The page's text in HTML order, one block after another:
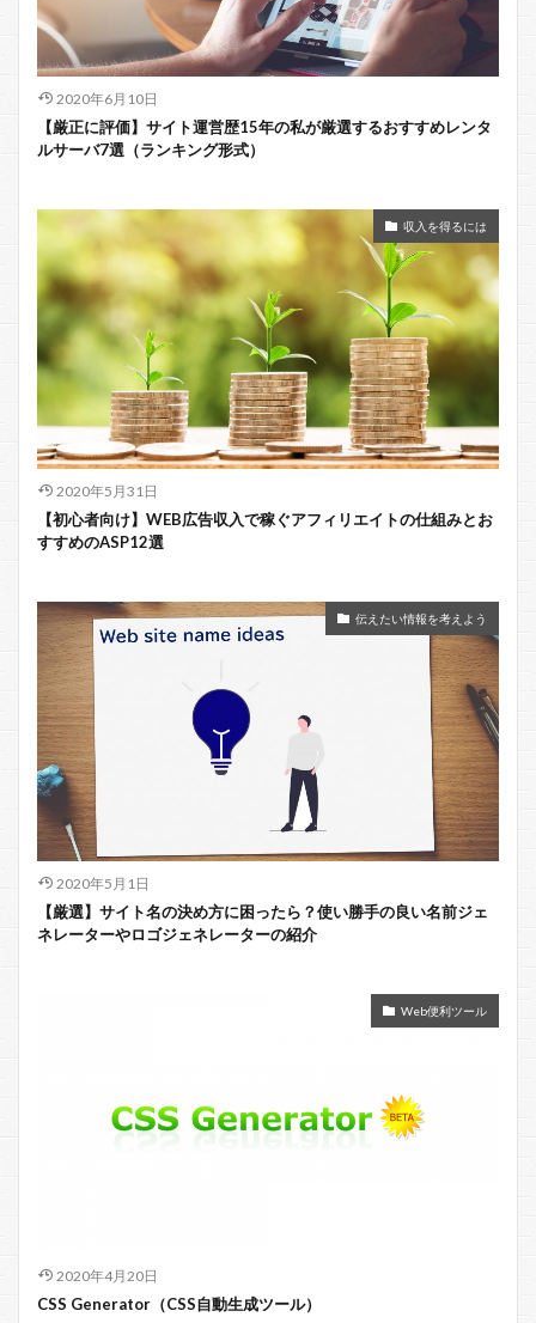
2020年6月10日
【厳正に評価】サイト運営歴15年の私が厳選するおすすめレンタ
ルサーバ7選（ランキング形式）
収入を得るには
2020年5月31日
【初心者向け】WEB広告収入で稼ぐアフィリエイトの仕組みとお
すすめのASP12選
伝えたい情報を考えよう
2020年5月1日
【厳選】サイト名の決め方に困ったら？使い勝手の良い名前ジェ
ネレーターやロゴジェネレーターの紹介
Web便利ツール
2020年4月20日
CSS Generator（CSS自動生成ツール）